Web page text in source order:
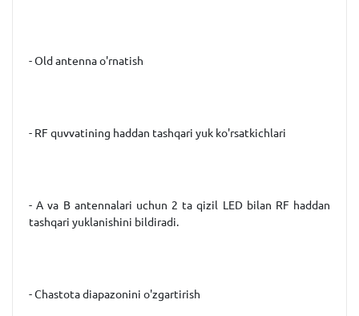
- Old antenna o'rnatish
- RF quvvatining haddan tashqari yuk ko'rsatkichlari
- A va B antennalari uchun 2 ta qizil LED bilan RF haddan
tashqari yuklanishini bildiradi.
- Chastota diapazonini o'zgartirish